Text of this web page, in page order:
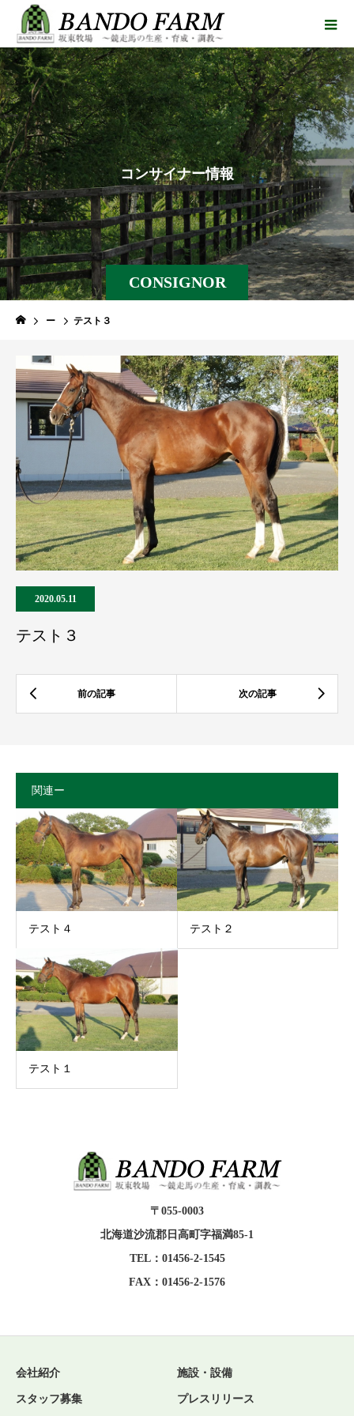
CONSIGNOR
コンサイナー情報
ー テスト３
2020.05.11
テスト３
関連ー
テスト４ テスト２
テスト１
〒055-0003
北海道沙流郡日高町字福満85-1
TEL：01456-2-1545
FAX：01456-2-1576
会社紹介 施設・設備
スタッフ募集 プレスリリース